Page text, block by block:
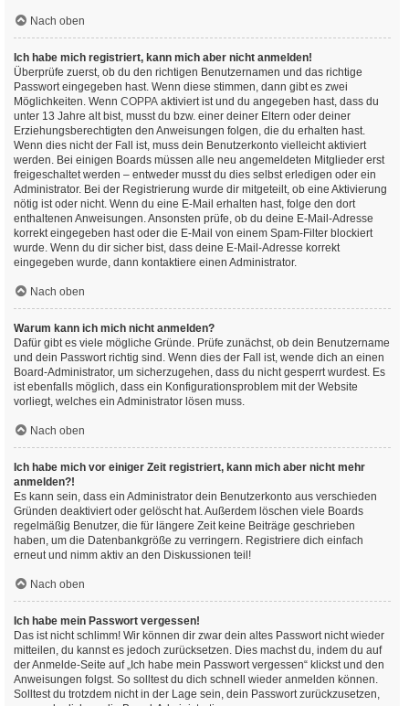
Nach oben
Ich habe mich registriert, kann mich aber nicht anmelden!
Überprüfe zuerst, ob du den richtigen Benutzernamen und das richtige
Passwort eingegeben hast. Wenn diese stimmen, dann gibt es zwei
Möglichkeiten. Wenn COPPA aktiviert ist und du angegeben hast, dass du
unter 13 Jahre alt bist, musst du bzw. einer deiner Eltern oder deiner
Erziehungsberechtigten den Anweisungen folgen, die du erhalten hast.
Wenn dies nicht der Fall ist, muss dein Benutzerkonto vielleicht aktiviert
werden. Bei einigen Boards müssen alle neu angemeldeten Mitglieder erst
freigeschaltet werden – entweder musst du dies selbst erledigen oder ein
Administrator. Bei der Registrierung wurde dir mitgeteilt, ob eine Aktivierung
nötig ist oder nicht. Wenn du eine E-Mail erhalten hast, folge den dort
enthaltenen Anweisungen. Ansonsten prüfe, ob du deine E-Mail-Adresse
korrekt eingegeben hast oder die E-Mail von einem Spam-Filter blockiert
wurde. Wenn du dir sicher bist, dass deine E-Mail-Adresse korrekt
eingegeben wurde, dann kontaktiere einen Administrator.
Nach oben
Warum kann ich mich nicht anmelden?
Dafür gibt es viele mögliche Gründe. Prüfe zunächst, ob dein Benutzername
und dein Passwort richtig sind. Wenn dies der Fall ist, wende dich an einen
Board-Administrator, um sicherzugehen, dass du nicht gesperrt wurdest. Es
ist ebenfalls möglich, dass ein Konfigurationsproblem mit der Website
vorliegt, welches ein Administrator lösen muss.
Nach oben
Ich habe mich vor einiger Zeit registriert, kann mich aber nicht mehr
anmelden?!
Es kann sein, dass ein Administrator dein Benutzerkonto aus verschieden
Gründen deaktiviert oder gelöscht hat. Außerdem löschen viele Boards
regelmäßig Benutzer, die für längere Zeit keine Beiträge geschrieben
haben, um die Datenbankgröße zu verringern. Registriere dich einfach
erneut und nimm aktiv an den Diskussionen teil!
Nach oben
Ich habe mein Passwort vergessen!
Das ist nicht schlimm! Wir können dir zwar dein altes Passwort nicht wieder
mitteilen, du kannst es jedoch zurücksetzen. Dies machst du, indem du auf
der Anmelde-Seite auf „Ich habe mein Passwort vergessen“ klickst und den
Anweisungen folgst. So solltest du dich schnell wieder anmelden können.
Solltest du trotzdem nicht in der Lage sein, dein Passwort zurückzusetzen,